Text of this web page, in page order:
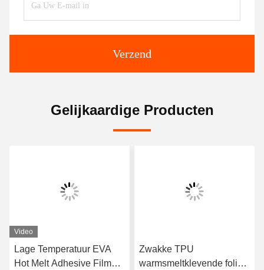
Verzend
Gelijkaardige Producten
Video
Lage Temperatuur EVA
Hot Melt Adhesive Film
Zwakke TPU
warmsmeltklevende folie